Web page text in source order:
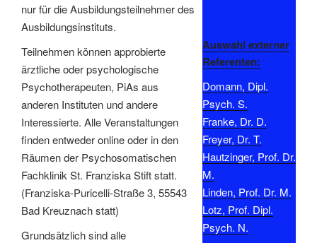
nur für die Ausbildungsteilnehmer des
Ausbildungsinstituts.
Teilnehmen können approbierte
ärztliche oder psychologische
Psychotherapeuten, PiAs aus
anderen Instituten und andere
Interessierte. Alle Veranstaltungen
finden entweder online oder in den
Räumen der Psychosomatischen
Fachklinik St. Franziska Stift statt.
(Franziska-Puricelli-Straße 3, 55543
Bad Kreuznach statt)
Grundsätzlich sind alle
Auswahl externer
Referenten:
Domann, Dipl.
Psych. S.
Franke, Dr. D.
Freyer, Dr. T.
Hautzinger, Prof. Dr.
M.
Linden, Prof. Dr. M.
Lotz, Prof. Dipl.
Psych. N.